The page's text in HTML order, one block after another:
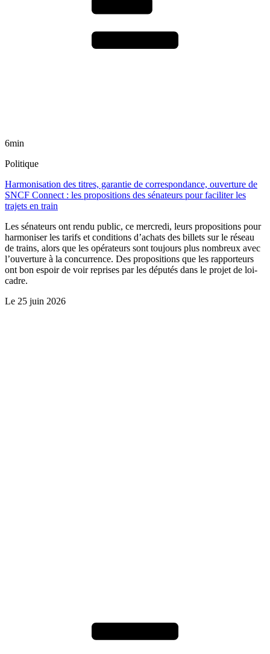
6min
Politique
Harmonisation des titres, garantie de correspondance, ouverture de
SNCF Connect : les propositions des sénateurs pour faciliter les
trajets en train
Les sénateurs ont rendu public, ce mercredi, leurs propositions pour
harmoniser les tarifs et conditions d’achats des billets sur le réseau
de trains, alors que les opérateurs sont toujours plus nombreux avec
l’ouverture à la concurrence. Des propositions que les rapporteurs
ont bon espoir de voir reprises par les députés dans le projet de loi-
cadre.
Le 25 juin 2026